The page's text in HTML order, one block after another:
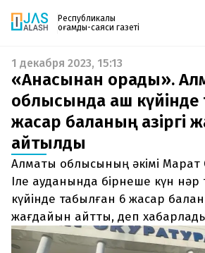
Республикалық
қоғамдық-саяси газеті
Жаңалықтар
Спорт
Live
Руханият
Аймақ
Архив
Заң және тәртіп
Редакциямен байланыс
+7 708 604 51 06
Жарнама бөлімі
+7 701 220 64 52
Пошта
zhasalash100@gmail.com
Газетке жазылу
PDF форматтағы газетті ай сайын
поштаңызға алып отырыңыз. Жаңа
шыққан сәтте сізге бірден жіберіледі.
енгізіңіз, біз қалғанын өзіміз жібереміз.
1 декабря 2023, 15:13
«Анасынан қорқады».
облысында аш күйінде
жасар баланың қазіргі
айтылды
Алматы облысының әкімі Марат
Іле ауданында бірнеше күн
күйінде табылған 6 жасар
жағдайын айтты, деп